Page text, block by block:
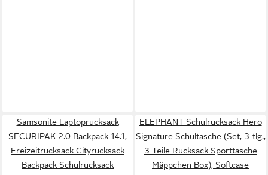
Samsonite Laptoprucksack
SECURIPAK 2.0 Backpack 14.1,
Freizeitrucksack Cityrucksack
Backpack Schulrucksack
ELEPHANT Schulrucksack Hero
Signature Schultasche (Set, 3-tlg.,
3 Teile Rucksack Sporttasche
Mäppchen Box), Softcase